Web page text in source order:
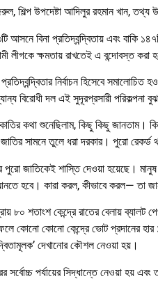
উপদেষ্টা আদিলুর রহমান খান, তথ্য
আসনে বিনা প্রতিদ্বন্দ্বিতায় এবং বাকি
লীগকে ক্ষমতায় রাখতেই এ বন্দোবস্ত
নির্বাচন হিসেবে
বিরোধী দল এই সুদূরপ্রসারী পরিকল্পনা
কথা শুনেছিলাম, কিছু কিছু
সামনে তুলে ধরা দরকার। পুরো রেকর্ড
পুরো জাতিকেই শাস্তি দেওয়া হয়েছে।
হবে। কারা করল, কীভাবে করল— তা
৮০ শতাংশ কেন্দ্রে রাতের বেলায়
কোনো কেন্দ্রে ভোট প্রদানের হার
দেখানোর কৌশল নেওয়া হয়।
সর্বোচ্চ পর্যায়ের সিদ্ধান্তে নেওয়া হয়